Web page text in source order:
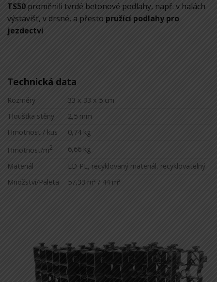
TS50 proměnili tvrdé betonové podlahy, např. v halách
výstavišť, v drsné, a přesto pružící podlahy pro
jezdectví
Technická data
Rozměry
33 x 33 x 5 cm
Tloušťka stěny
2,5 mm
Hmotnost / kus
0,74 kg
Hmotnost/m2
6,66 kg
Materiál
LD-PE, recyklovaný materiál, recyklovatelný
Množství/Paleta
57,33 m² / 44 m²